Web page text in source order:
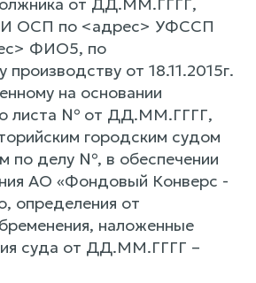
ОСП по <адрес> УФССП
ФИО5, по
производству от 18.11.2015г.
на основании
листа № от ДД.ММ.ГГГГ,
городским судом
по делу №, в обеспечении
АО «Фондовый Конверс -
определения от
наложенные
суда от ДД.ММ.ГГГГ –